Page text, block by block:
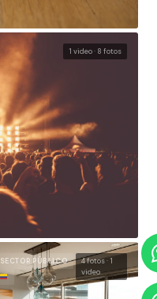
1 video · 8 fotos
SECTOR PÚBLICO
4 fotos · 1
video